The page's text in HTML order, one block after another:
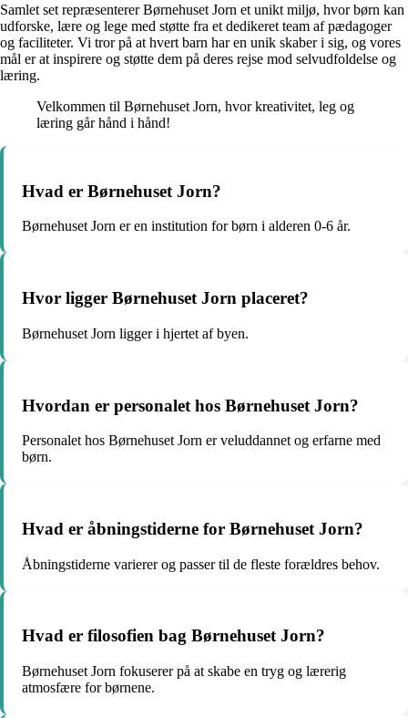
Samlet set repræsenterer Børnehuset Jorn et unikt miljø, hvor børn kan
udforske, lære og lege med støtte fra et dedikeret team af pædagoger
og faciliteter. Vi tror på at hvert barn har en unik skaber i sig, og vores
mål er at inspirere og støtte dem på deres rejse mod selvudfoldelse og
læring.
Velkommen til Børnehuset Jorn, hvor kreativitet, leg og
læring går hånd i hånd!
Hvad er Børnehuset Jorn?
Børnehuset Jorn er en institution for børn i alderen 0-6 år.
Hvor ligger Børnehuset Jorn placeret?
Børnehuset Jorn ligger i hjertet af byen.
Hvordan er personalet hos Børnehuset Jorn?
Personalet hos Børnehuset Jorn er veluddannet og erfarne med
børn.
Hvad er åbningstiderne for Børnehuset Jorn?
Åbningstiderne varierer og passer til de fleste forældres behov.
Hvad er filosofien bag Børnehuset Jorn?
Børnehuset Jorn fokuserer på at skabe en tryg og lærerig
atmosfære for børnene.